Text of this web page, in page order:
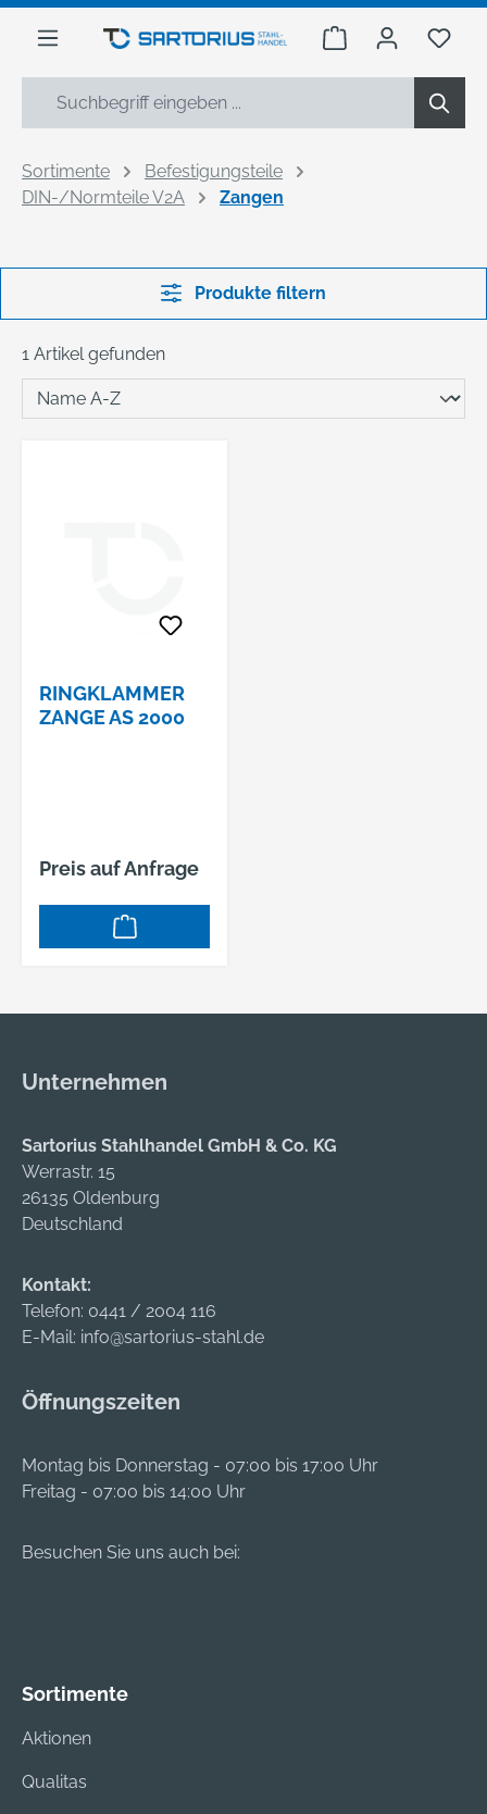
springen
Warenkorb Du
Sortimente
Befestigungsteile
DIN-/Normteile V2A
Zangen
Produkte filtern
1 Artikel gefunden
RINGKLAMMER
ZANGE AS 2000
Preis auf Anfrage
Unternehmen
Sartorius Stahlhandel GmbH & Co. KG
Werrastr. 15
26135 Oldenburg
Deutschland
Kontakt:
Telefon: 0441 / 2004 116
E-Mail: info@sartorius-stahl.de
Öffnungszeiten
Montag bis Donnerstag - 07:00 bis 17:00 Uhr
Freitag - 07:00 bis 14:00 Uhr
Besuchen Sie uns auch bei:
Sortimente
Aktionen
Qualitas